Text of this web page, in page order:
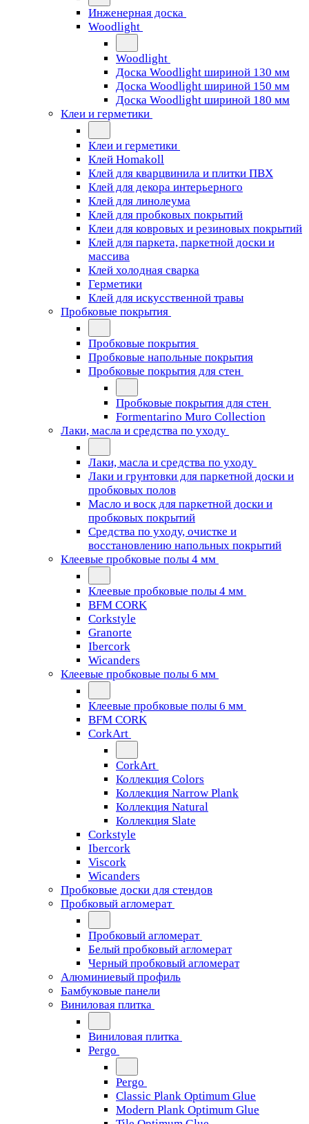
Инженерная доска
Woodlight
Woodlight
Доска Woodlight шириной 130 мм
Доска Woodlight шириной 150 мм
Доска Woodlight шириной 180 мм
Клеи и герметики
Клеи и герметики
Клей Homakoll
Клей для кварцвинила и плитки ПВХ
Клей для декора интерьерного
Клей для линолеума
Клей для пробковых покрытий
Клеи для ковровых и резиновых покрытий
Клей для паркета, паркетной доски и
массива
Клей холодная сварка
Герметики
Клей для искусственной травы
Пробковые покрытия
Пробковые покрытия
Пробковые напольные покрытия
Пробковые покрытия для стен
Пробковые покрытия для стен
Formentarino Muro Collection
Лаки, масла и средства по уходу
Лаки, масла и средства по уходу
Лаки и грунтовки для паркетной доски и
пробковых полов
Масло и воск для паркетной доски и
пробковых покрытий
Средства по уходу, очистке и
восстановлению напольных покрытий
Клеевые пробковые полы 4 мм
Клеевые пробковые полы 4 мм
BFM CORK
Corkstyle
Granorte
Ibercork
Wicanders
Клеевые пробковые полы 6 мм
Клеевые пробковые полы 6 мм
BFM CORK
CorkArt
CorkArt
Коллекция Colors
Коллекция Narrow Plank
Коллекция Natural
Коллекция Slate
Corkstyle
Ibercork
Viscork
Wicanders
Пробковые доски для стендов
Пробковый агломерат
Пробковый агломерат
Белый пробковый агломерат
Черный пробковый агломерат
Алюминиевый профиль
Бамбуковые панели
Виниловая плитка
Виниловая плитка
Pergo
Pergo
Classic Plank Optimum Glue
Modern Plank Optimum Glue